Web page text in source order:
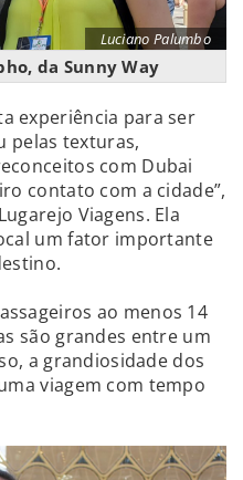
Luciano Palumbo
da Sunny Way
experiência para ser
pelas texturas,
com Dubai
contato com a cidade”,
Viagens. Ela
um fator importante
ao menos 14
são grandes entre um
a grandiosidade dos
viagem com tempo